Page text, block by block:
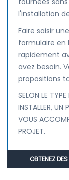
tournées
l'installation
Faire saisir
formulaire en
rapidement
avez besoin.
propositions
SELON LE
INSTALLER,
VOUS
PROJET.
OBTENEZ